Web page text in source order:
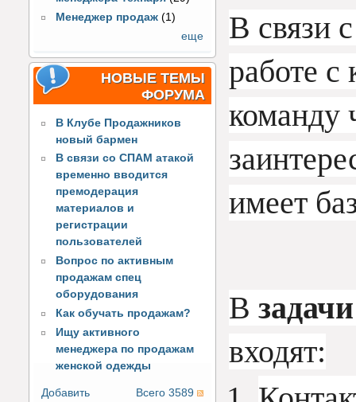
Менеджер продаж (1)
еще
НОВЫЕ ТЕМЫ
ФОРУМА
В Клубе Продажников
новый бармен
В связи со СПАМ атакой
временно вводится
премодерация
материалов и
регистрации
пользователей
Вопрос по активным
продажам спец
оборудования
Как обучать продажам?
Ищу активного
менеджера по продажам
женской одежды
Всего 3589
Добавить
В связи
работе
команду
имеет
В задачи
входят: